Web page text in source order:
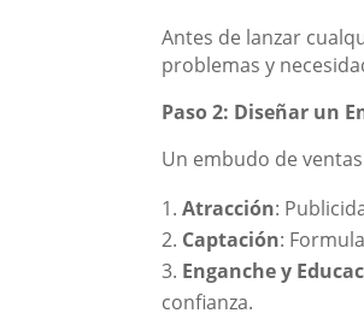
Antes de lanzar
problemas y
Paso 2: Diseñar un
Un embudo de
Atracción:
Captación:
Enganche y
confianza.